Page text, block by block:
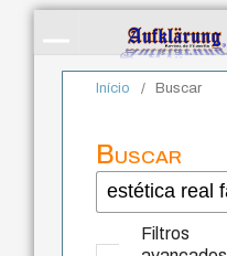
Início / Buscar
Buscar
Filtros